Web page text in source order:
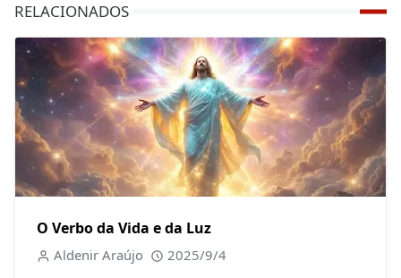
RELACIONADOS
O Verbo da Vida e da Luz
Aldenir Araújo 2025/9/4